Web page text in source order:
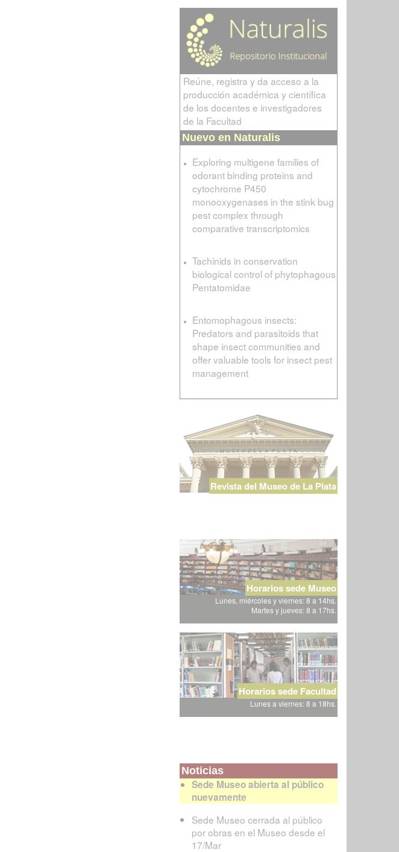
Reúne, registra y da acceso a la
producción académica y científica
de los docentes e investigadores
de la Facultad
Nuevo en Naturalis
Exploring multigene families of
odorant binding proteins and
cytochrome P450
monooxygenases in the stink bug
pest complex through
comparative transcriptomics
Tachinids in conservation
biological control of phytophagous
Pentatomidae
Entomophagous insects:
Predators and parasitoids that
shape insect communities and
offer valuable tools for insect pest
management
Revista del Museo de La Plata
Horarios sede Museo
Lunes, miércoles y viernes: 8 a 14hs.
Martes y jueves: 8 a 17hs.
Horarios sede Facultad
Lunes a viernes: 8 a 18hs.
Noticias
Sede Museo abierta al público
nuevamente
Sede Museo cerrada al público
por obras en el Museo desde el
17/Mar